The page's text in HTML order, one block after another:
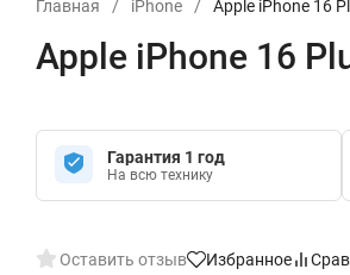
Главная / iPhone / Apple iPhone 16
Apple iPhone 16
Гарантия 1 год
На всю технику
Оставить отзыв Избранное